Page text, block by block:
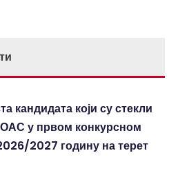
кандидата који су стекли
у првом конкурсном
2027 годину на терет